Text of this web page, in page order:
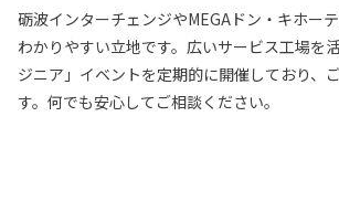
砺波インターチェンジやMEGAドン・キホーテ
わかりやすい立地です。広いサービス工場を
ジニア」イベントを定期的に開催しており、
す。何でも安心してご相談ください。